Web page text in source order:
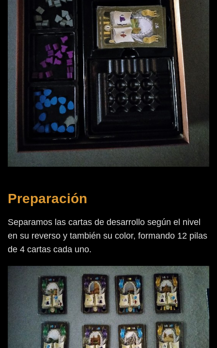
Preparación
Separamos las cartas de desarrollo según el nivel
en su reverso y también su color, formando 12 pilas
de 4 cartas cada uno.